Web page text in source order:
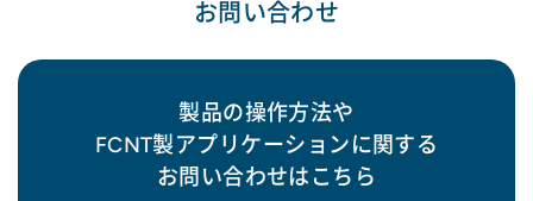
お問い合わせ
製品の操作方法や
FCNT製アプリケーションに関する
お問い合わせはこちら